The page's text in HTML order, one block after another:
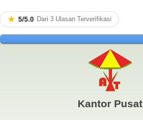
★ 5/5.0 Dari 3 Ulasan Terverifikasi
Kantor Pusat